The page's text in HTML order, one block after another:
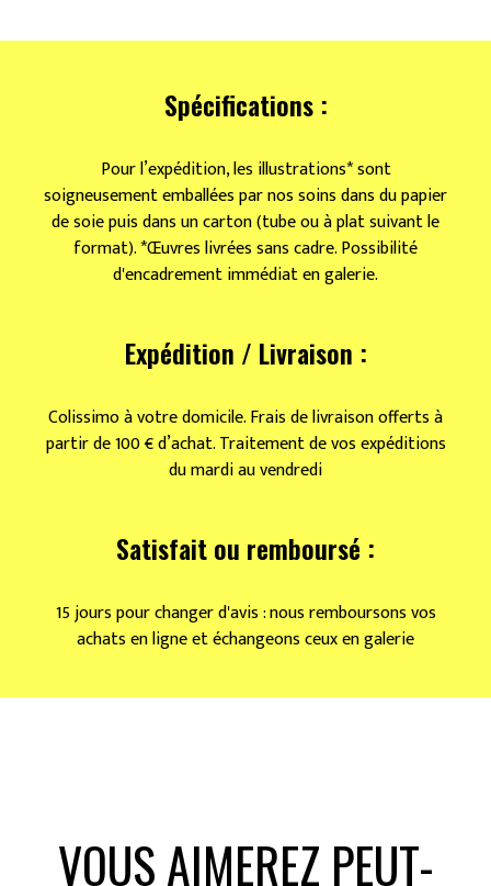
Avez-
Spécifications :
Pour l’expédition, les illustrations* sont
soigneusement emballées par nos soins dans du papier
de soie puis dans un carton (tube ou à plat suivant le
format). *Œuvres livrées sans cadre. Possibilité
d'encadrement immédiat en galerie.
Expédition / Livraison :
Colissimo à votre domicile. Frais de livraison offerts à
partir de 100 € d’achat. Traitement de vos expéditions
du mardi au vendredi
Satisfait ou remboursé :
15 jours pour changer d'avis : nous remboursons vos
achats en ligne et échangeons ceux en galerie
VOUS AIMEREZ PEUT-